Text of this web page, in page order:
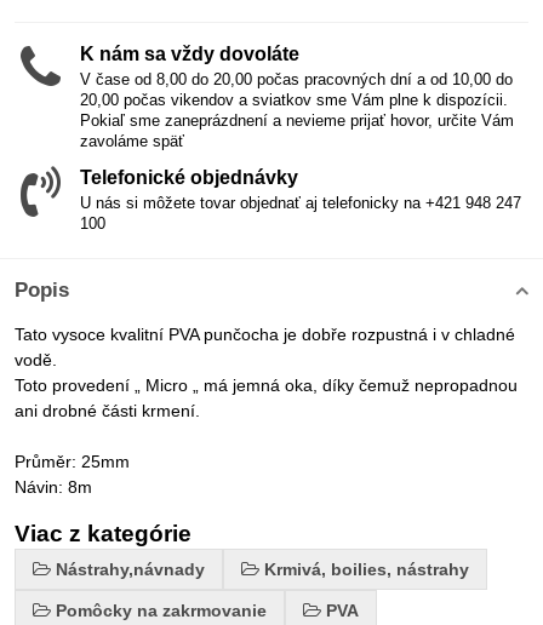
K nám sa vždy dovoláte
V čase od 8,00 do 20,00 počas pracovných dní a od 10,00 do
20,00 počas vikendov a sviatkov sme Vám plne k dispozícii.
Pokiaľ sme zaneprázdnení a nevieme prijať hovor, určite Vám
zavoláme späť
Telefonické objednávky
U nás si môžete tovar objednať aj telefonicky na +421 948 247
100
Popis
Tato vysoce kvalitní PVA punčocha je dobře rozpustná i v chladné
vodě.
Toto provedení „ Micro „ má jemná oka, díky čemuž nepropadnou
ani drobné části krmení.
Průměr: 25mm
Návin: 8m
Viac z kategórie
Nástrahy,návnady Krmivá, boilies, nástrahy
Pomôcky na zakrmovanie PVA